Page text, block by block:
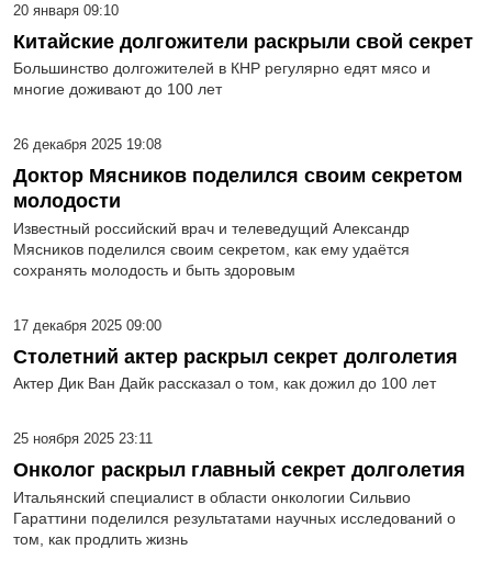
20 января 09:10
Китайские долгожители раскрыли свой секрет
Большинство долгожителей в КНР регулярно едят мясо и
многие доживают до 100 лет
26 декабря 2025 19:08
Доктор Мясников поделился своим секретом
молодости
Известный российский врач и телеведущий Александр
Мясников поделился своим секретом, как ему удаётся
сохранять молодость и быть здоровым
17 декабря 2025 09:00
Столетний актер раскрыл секрет долголетия
Актер Дик Ван Дайк рассказал о том, как дожил до 100 лет
25 ноября 2025 23:11
Онколог раскрыл главный секрет долголетия
Итальянский специалист в области онкологии Сильвио
Гараттини поделился результатами научных исследований о
том, как продлить жизнь